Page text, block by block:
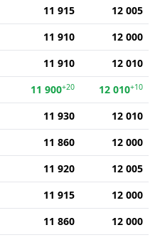
11 915
12 005
11 910
12 000
11 910
12 010
11 900+20 12 010+10
11 930
12 010
11 860
12 000
11 920
12 005
11 915
12 000
11 860
12 000